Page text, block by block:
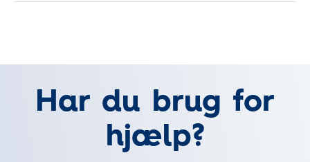
Har du brug for
hjælp?